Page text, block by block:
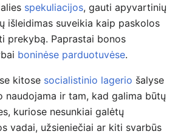
spekuliacijos, gauti apyvartinių
išleidimas suveikia kaip paskolos
prekybą. Paprastai bonos
boninėse parduotuvėse.
kitose socialistinio lagerio šalyse
naudojama ir tam, kad galima būtų
kuriose nesunkiai galėtų
vadai, užsieniečiai ar kiti svarbūs